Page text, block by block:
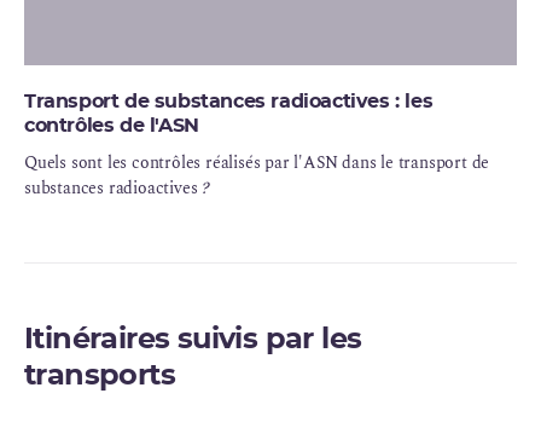
Transport de substances radioactives : les
contrôles de l'ASN
Quels sont les contrôles réalisés par l'ASN dans le transport de
substances radioactives ?
Itinéraires suivis par les
transports